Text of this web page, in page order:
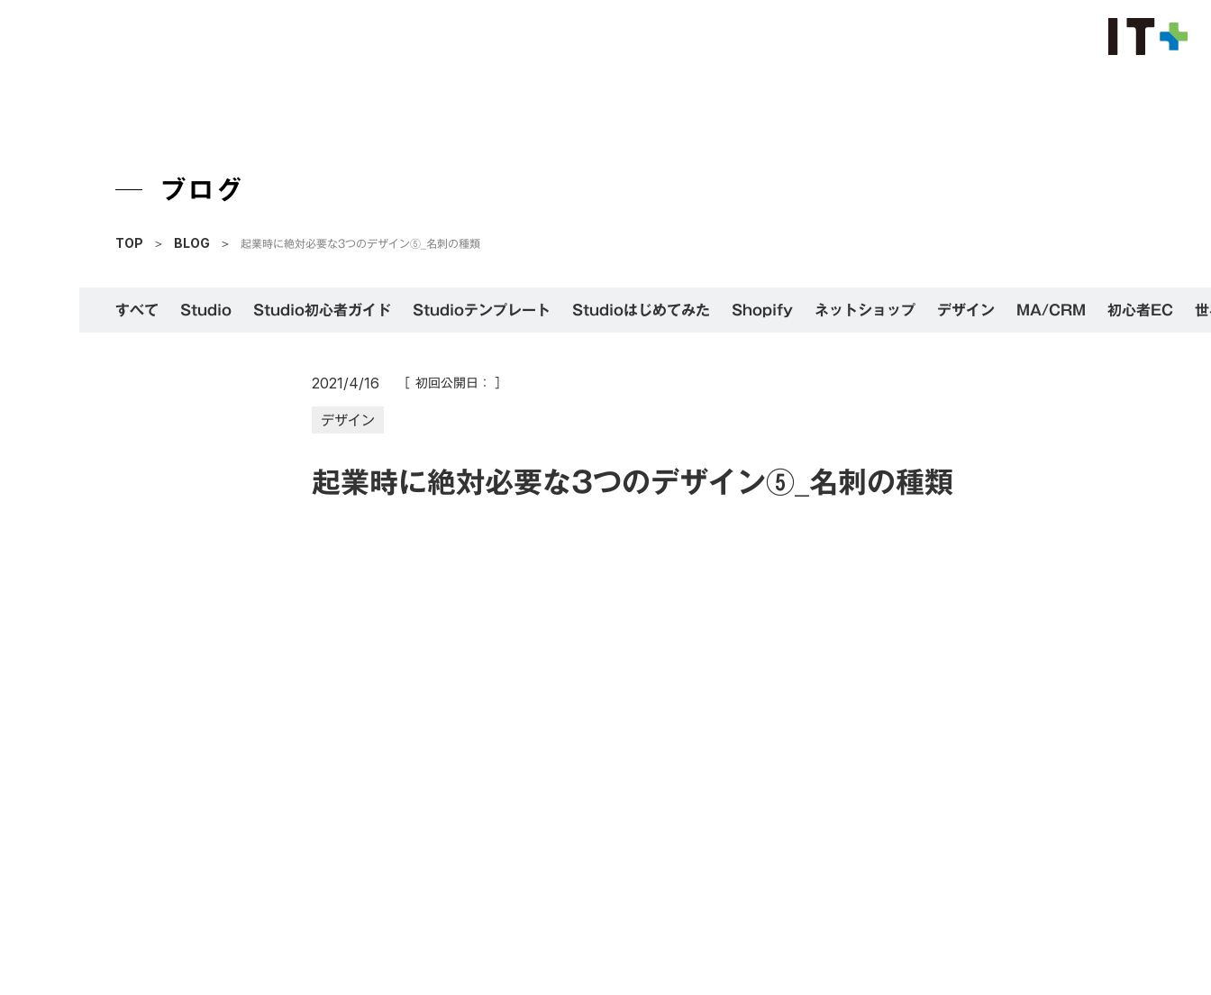
ブログ
TOP ＞ BLOG ＞ 起業時に絶対必要な3つのデザイン⑤_名刺の種類
すべて Studio Studio初心者ガイド Studioテンプレート Studioはじめてみた Shopify ネットショップ デザイン MA/CRM 初心者EC
2021/4/16 ［ 初回公開日： ］
デザイン
起業時に絶対必要な3つのデザイン⑤_名刺の種類